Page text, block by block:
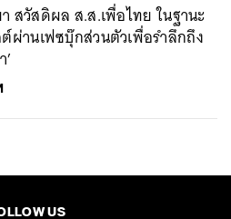
สวัสดิผล ส.ส.เพื่อไทย ในฐานะ
ผ่านเฟซบุ๊กส่วนตัวเพื่อรำลึกถึง
US